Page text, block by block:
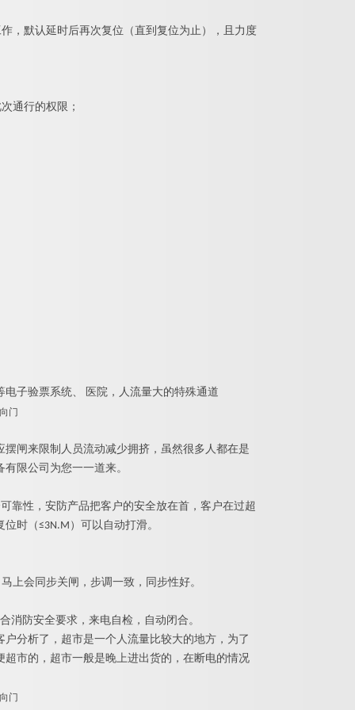
，默认延时后再次复位（直到复位为止），且力度
通行的权限；
电子验票系统、 医院，人流量大的特殊通道
闸来限制人员流动减少拥挤，虽然很多人都在是
限公司为您一一道来。
靠性，安防产品把客户的安全放在首，客户在过超
位时 （≤3N.M ）可以自动打滑。
上会同步关闸，步调一致，同步性好。
消防安全要求，来电自检，自动闭合。
分析了，超市是一个人流量比较大的地方，为了
市的，超市一般是晚上进出货的，在断电的情况